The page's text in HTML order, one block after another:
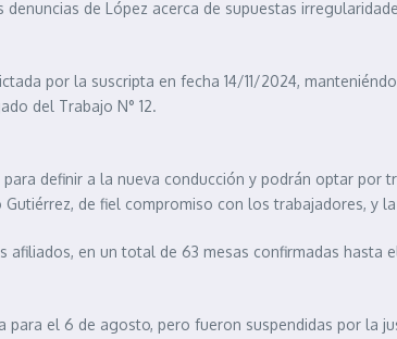
de López acerca de supuestas
por la suscripta en fecha 14/11/2024,
del Trabajo N° 12.
definir a la nueva conducción y podrán optar
de fiel compromiso con los trabajadores, y
en un total de 63 mesas confirmadas
para el 6 de agosto, pero fueron suspendidas por la